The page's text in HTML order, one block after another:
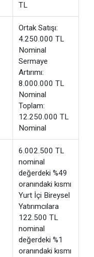
TL
Ortak Satışı:
4.250.000 TL
Nominal
Sermaye
Artırımı:
8.000.000 TL
Nominal
Toplam:
12.250.000 TL
Nominal
6.002.500 TL
nominal
değerdeki %49
oranındaki kısmı
Yurt İçi Bireysel
Yatırımcılara
122.500 TL
nominal
değerdeki %1
oranındaki kısmı